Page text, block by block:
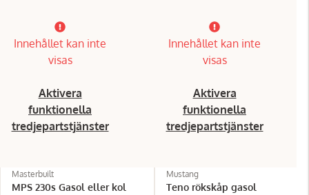
Innehållet kan inte
visas
Aktivera
funktionella
tredjepartstjänster
Masterbuilt
MPS 230s Gasol eller kol
Innehållet kan inte
visas
Aktivera
funktionella
tredjepartstjänster
Mustang
Teno rökskåp gasol